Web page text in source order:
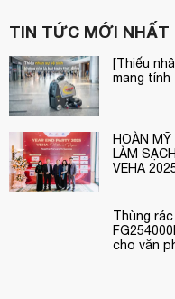
TIN TỨC MỚI NHẤT
[Thiếu
mang tính
HOÀN
LÀM
VEHA
Thùng
cho văn